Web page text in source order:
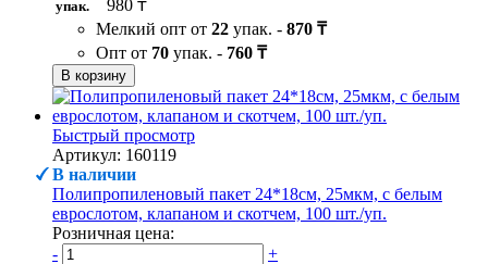
упак.
980 ₸
Мелкий опт от 22 упак. - 870 ₸
Опт от 70 упак. - 760 ₸
В корзину
Быстрый просмотр
Артикул: 160119
В наличии
Полипропиленовый пакет 24*18см, 25мкм, с белым
еврослотом, клапаном и скотчем, 100 шт./уп.
Розничная цена:
-
+